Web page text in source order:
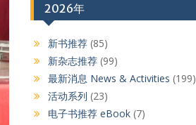
2026年
新书推荐(85)
新杂志推荐(99)
最新消息 News & Activities (199)
活动系列 (23)
电子书推荐 eBook(7)